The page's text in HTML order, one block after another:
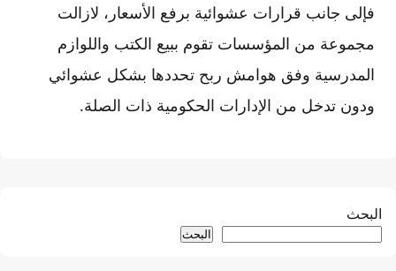
فإلى جانب قرارات عشوائية برفع الأسعار، لازالت
مجموعة من المؤسسات تقوم ببيع الكتب واللوازم
المدرسية وفق هوامش ربح تحددها بشكل عشوائي
ودون تدخل من الإدارات الحكومية ذات الصلة.
البحث
البحث